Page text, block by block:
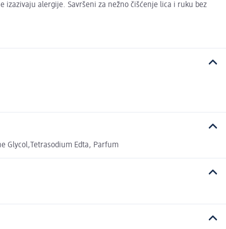
izazivaju alergije. Savršeni za nežno čišćenje lica i ruku bez
Glycol,Tetrasodium Edta, Parfum